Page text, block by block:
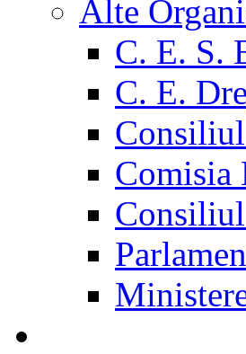
Alte
C. E. S.
C. E.
Comisia